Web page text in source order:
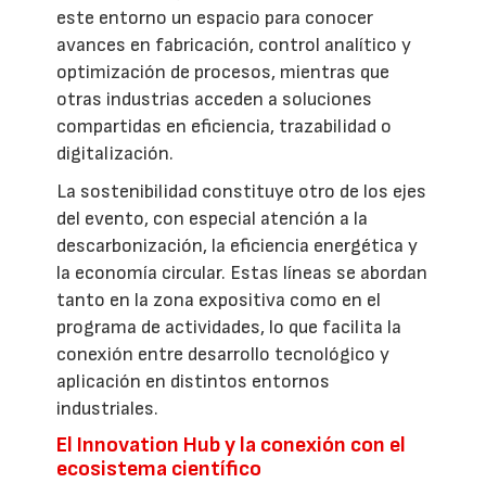
este entorno un espacio para conocer
avances en fabricación, control analítico y
optimización de procesos, mientras que
otras industrias acceden a soluciones
compartidas en eficiencia, trazabilidad o
digitalización.
La sostenibilidad constituye otro de los ejes
del evento, con especial atención a la
descarbonización, la eficiencia energética y
la economía circular. Estas líneas se abordan
tanto en la zona expositiva como en el
programa de actividades, lo que facilita la
conexión entre desarrollo tecnológico y
aplicación en distintos entornos
industriales.
El Innovation Hub y la conexión con el
ecosistema científico